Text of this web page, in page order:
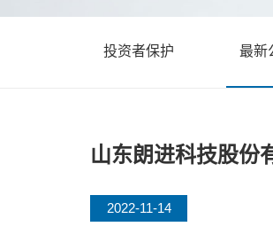
投资者保护 最新
山东朗进科技股份
2022-11-14